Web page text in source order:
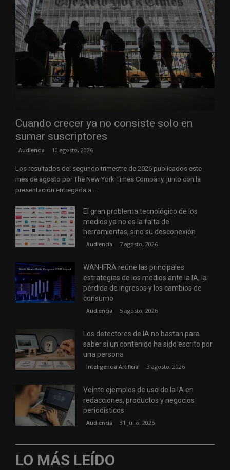
Cuando crecer ya no consiste solo en
sumar suscriptores
Audiencia 10 agosto, 2026
Los resultados del segundo trimestre de 2026 publicados este
mes de agosto por The New York Times Company, junto con la
presentación entregada a...
El gran problema tecnológico de los
medios ya no es la falta de
herramientas, sino su desconexión
Audiencia 7 agosto, 2026
WAN-IFRA reúne las principales
estrategias de los medios ante la IA, la
pérdida de ingresos y los cambios de
consumo
Audiencia 5 agosto, 2026
Los detectores de IA no bastan para
saber si un contenido ha sido escrito por
una persona
Inteligencia Artificial 3 agosto, 2026
Veinte ejemplos de uso de la IA en
redacciones, productos y negocios
periodísticos
Audiencia 31 julio, 2026
LO MÁS LEÍDO